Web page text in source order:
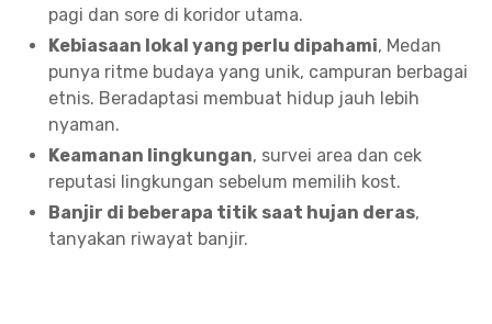
pagi dan sore di koridor utama.
Kebiasaan lokal yang perlu dipahami, Medan
punya ritme budaya yang unik, campuran berbagai
etnis. Beradaptasi membuat hidup jauh lebih
nyaman.
Keamanan lingkungan, survei area dan cek
reputasi lingkungan sebelum memilih kost.
Banjir di beberapa titik saat hujan deras,
tanyakan riwayat banjir.